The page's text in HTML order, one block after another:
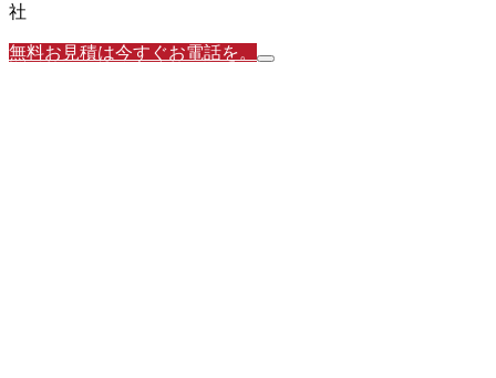
社
無料お見積は今すぐお電話を。